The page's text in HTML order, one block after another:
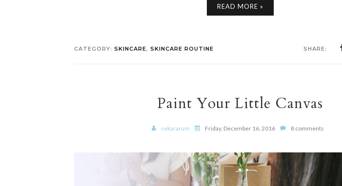
READ MORE »
CATEGORY: SKINCARE, SKINCARE ROUTINE SHARE:
Paint Your Little Canvas
sekararum Friday, December 16, 2016 8 comments